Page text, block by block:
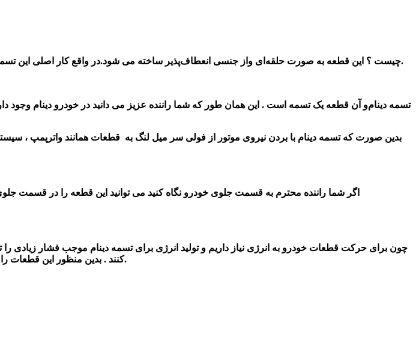
اول از همه بدانید که اصلا تسمه یا BELT چیست ؟ این قطعه به صورت حلقه‌ای واز جنسی انعطاف‌پذیر ساخته می شود.در واقع کار اصلی این تسمه ها انتقال انرژی و ایجاد اتصالات مکانیکی در موتور میباشد.
همان طور که شما راننده عزیز می دانید در خودرو دینام وجود و آن قطعه یک تسمه است . اینتسمه دینام
بدین صورت که تسمه دینام با بردن نیروی موتور از فولی سر میل لنگ به قطعات همانند واترپمپ ،
اگر شما راننده محترم به قسمت جلوی خودرو نگاه کنید می توانید این قطعه را در قسمت جلوی
چون برای حرکت قطعات خودرو به انرژی نیاز داریم و تولید انرژی برای تسمه دینام موجب فشار زیادی
کنند . بدین منظور این قطعات را از ترکیبی چون نخ یا الیاف پارچه ای و پلاستیک تولید می کنند و بعد یک لایه پلاستیک روی آن می کشند.